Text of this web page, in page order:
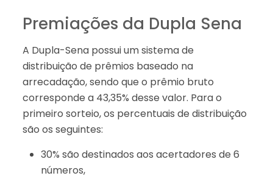
Premiações da Dupla Sena
A Dupla-Sena possui um sistema de
distribuição de prêmios baseado na
arrecadação, sendo que o prêmio bruto
corresponde a 43,35% desse valor. Para o
primeiro sorteio, os percentuais de distribuição
são os seguintes:
30% são destinados aos acertadores de 6
números,